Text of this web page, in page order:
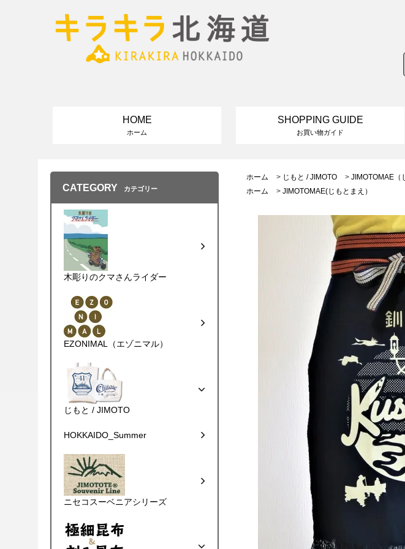
HOME
ホーム
SHOPPING GUIDE
お買い物ガイド
ホーム > じもと / JIMOTO > JIMOTOMAE（
ホーム
> JIMOTOMAE(じもとまえ）
CATEGORY カテゴリー
木彫りのクマさんライダー
EZONIMAL（エゾニマル）
じもと / JIMOTO
HOKKAIDO_Summer
ニセコスーベニアシリーズ